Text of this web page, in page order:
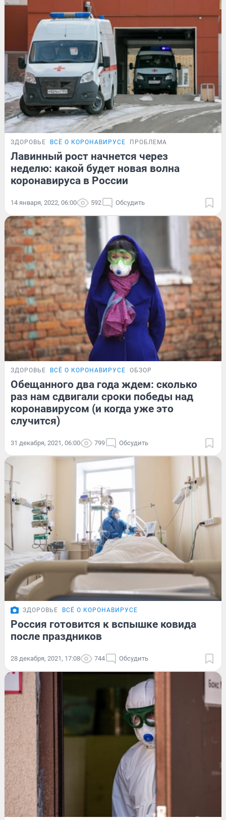
ЗДОРОВЬЕ ВСЁ О КОРОНАВИРУСЕ ПРОБЛЕМА
Лавинный рост начнется через
неделю: какой будет новая волна
коронавируса в России
14 января, 2022, 06:00 592 Обсудить
ЗДОРОВЬЕ ВСЁ О КОРОНАВИРУСЕ ОБЗОР
Обещанного два года ждем: сколько
раз нам сдвигали сроки победы над
коронавирусом (и когда уже это
случится)
31 декабря, 2021, 06:00 799 Обсудить
ЗДОРОВЬЕ ВСЁ О КОРОНАВИРУСЕ
Россия готовится к вспышке ковида
после праздников
28 декабря, 2021, 17:08 744 Обсудить